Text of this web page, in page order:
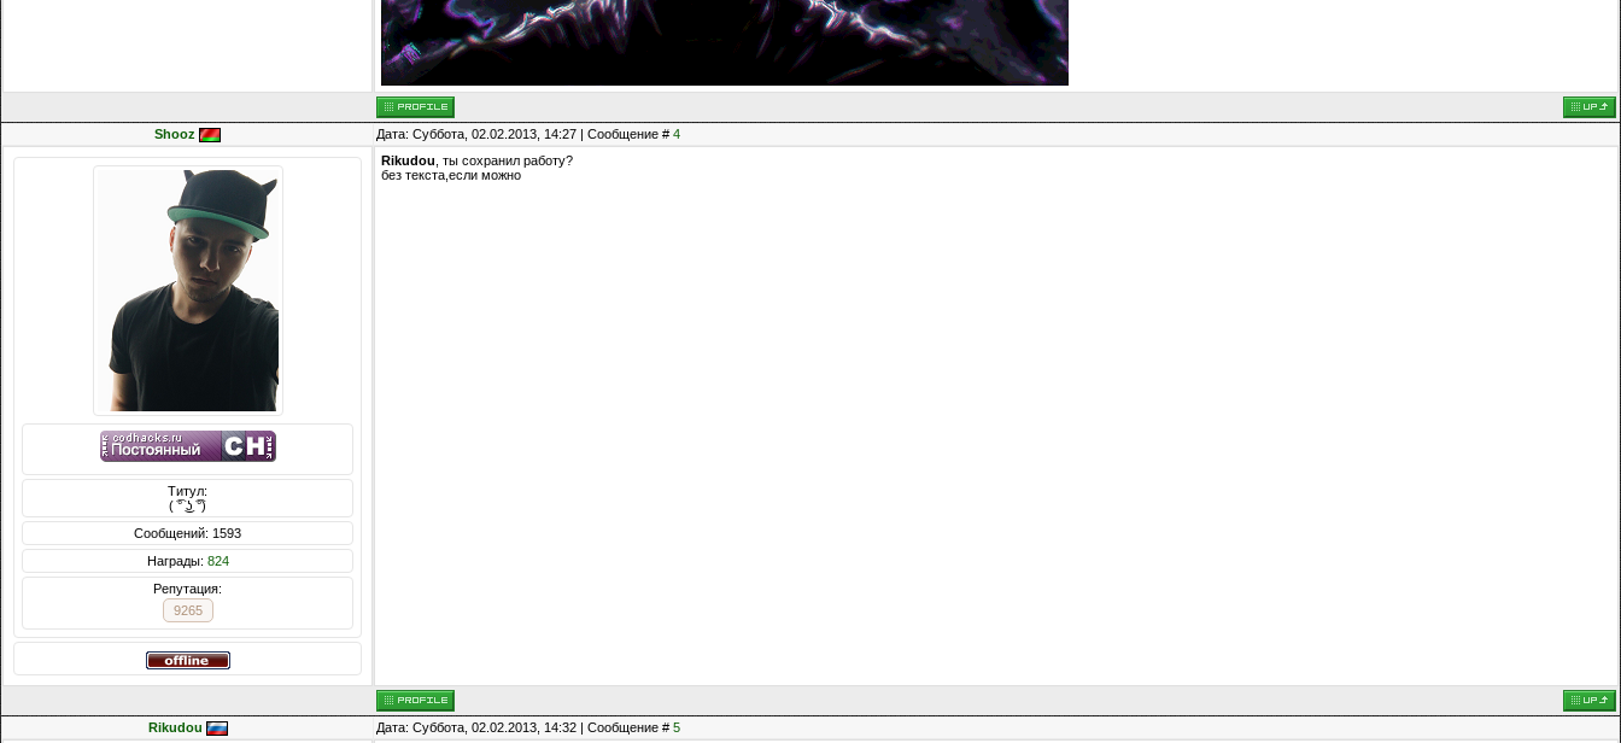
Shooz Дата: Суббота, 02.02.2013, 14:27 | Сообщение # 4
Титул:
( ͡° ͜ʖ ͡°)
Сообщений: 1593
Награды: 824
Репутация:
9265
Rikudou , ты сохранил работу?
без текста,если можно
Rikudou Дата: Суббота, 02.02.2013, 14:32 | Сообщение # 5